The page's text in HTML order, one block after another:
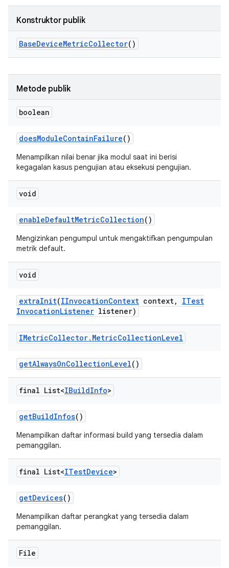
Konstruktor publik
BaseDeviceMetricCollector()
Metode publik
boolean
doesModuleContainFailure()
Menampilkan nilai benar jika modul saat ini berisi
kegagalan kasus pengujian atau eksekusi pengujian.
void
enableDefaultMetricCollection()
Mengizinkan pengumpul untuk mengaktifkan pengumpulan
metrik default.
void
extraInit(IInvocationContext context,
ITest
InvocationListener listener)
IMetricCollector. MetricCollectionLevel
getAlwaysOnCollectionLevel()
final List<IBuildInfo>
getBuildInfos()
Menampilkan daftar informasi build yang tersedia dalam
pemanggilan.
final List<ITestDevice>
getDevices()
Menampilkan daftar perangkat yang tersedia dalam
pemanggilan.
File